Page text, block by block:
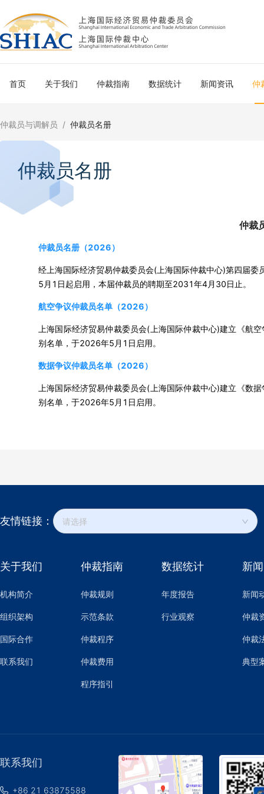
首页 关于我们 仲裁指南 数据统计 新闻资讯 仲
仲裁员与调解员 / 仲裁员名册
仲裁员名册
仲裁
仲裁员名册（2026）
经上海国际经济贸易仲裁委员会(上海国际仲裁中心)第四届
5月1日起启用，本届仲裁员的聘期至2031年4月30日止。
航空争议仲裁员名单（2026）
上海国际经济贸易仲裁委员会(上海国际仲裁中心)建立《航
别名单，于2026年5月1日启用。
数据争议仲裁员名单（2026）
上海国际经济贸易仲裁委员会(上海国际仲裁中心)建立《数
别名单，于2026年5月1日启用。
友情链接： 请选择
关于我们
机构简介
组织架构
国际合作
联系我们
仲裁指南
仲裁规则
示范条款
仲裁程序
仲裁费用
程序指引
数据统计
年度报告
行业观察
新
新闻
仲裁
仲裁
典型
联系我们
+86 21 63875588